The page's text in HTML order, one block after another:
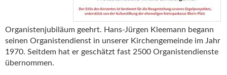
Organistenjubiläum geehrt. Hans-Jürgen Kleemann begann
seinen Organistendienst in unserer Kirchengemeinde im Jahr
1970. Seitdem hat er geschätzt fast 2500 Organistendienste
übernommen.